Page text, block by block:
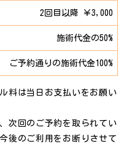
2回目以降 ￥3,000
施術代金の50%
ご予約通りの施術代金100%
料は当日お支払いをお願い
次回のご予約を取られてい
後のご利用をお断りさせて